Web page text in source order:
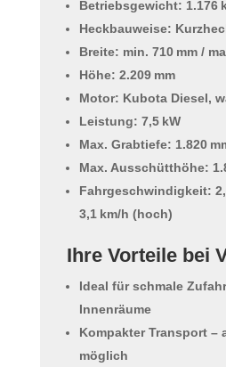
Betriebsgewicht: 1.176
Heckbauweise:
Breite: min. 710 mm /
Höhe: 2.209 mm
Motor: Kubota Diesel,
Leistung: 7,5 kW
Max. Grabtiefe: 1.820
Max. Ausschütthöhe:
Fahrgeschwindigkeit:
3,1 km/h (hoch)
Ihre Vorteile bei
Ideal für schmale
Innenräume
Kompakter Transport –
möglich